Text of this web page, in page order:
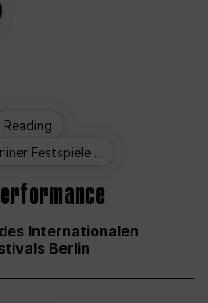
Reading
Festspiele ...
Internationalen
Berlin